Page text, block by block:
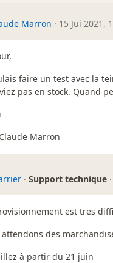
Marron · 15 Jui 2021,
faire un test avec la
pas en stock. Quand
Marron
· Support technique ·
est tres
attendons des
à partir du 21 juin